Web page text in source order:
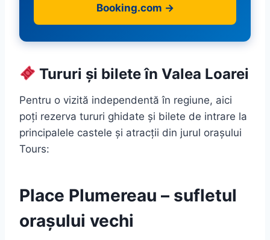
Booking.com →
Tururi și bilete în Valea Loarei
Pentru o vizită independentă în regiune, aici
poți rezerva tururi ghidate și bilete de intrare la
principalele castele și atracții din jurul orașului
Tours:
Place Plumereau – sufletul
orașului vechi